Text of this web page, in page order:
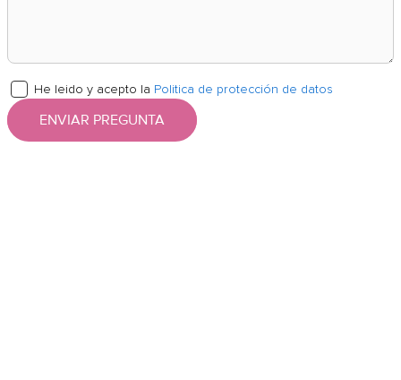
He leido y acepto la Politica de protección de datos
ENVIAR PREGUNTA